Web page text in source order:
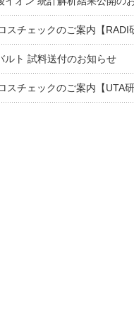
スチェックのご案内【RADI
ルト 試料送付のお知らせ
スチェックのご案内【UTA研